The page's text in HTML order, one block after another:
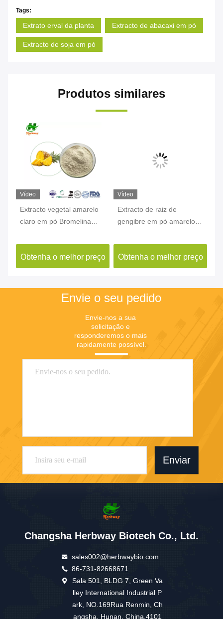
Tags:
Extrato erval da planta Extracto de abacaxi em pó
Extracto de soja em pó
Produtos similares
Vídeo
Extracto vegetal amarelo
claro em pó Bromelina
de abacaxi em pó
Obtenha o melhor preço
Vídeo
Extracto de raiz de
gengibre em pó amarelo
Obtenha o melhor preço
Envie o seu pedido
Envie-nos a sua
solicitação e
responderemos o mais
rapidamente possível.
Enviar
Changsha Herbway Biotech Co., Ltd.
sales002@herbwaybio.com
86-731-82668671
Sala 501, BLDG 7, Green Va
lley International Industrial P
ark, NO.169Rua Renmin, Ch
angsha, Hunan, China.4101